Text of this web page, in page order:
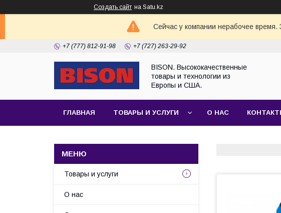
Создать сайт на Satu.kz
Сейчас у компании нерабочее
+7 (777) 812-91-98 +7 (727) 263-29-92
BISON. Высококачественные
товары и технологии из
Европы и США.
ГЛАВНАЯ ТОВАРЫ И УСЛУГИ О НАС
Товары и услуги
О нас